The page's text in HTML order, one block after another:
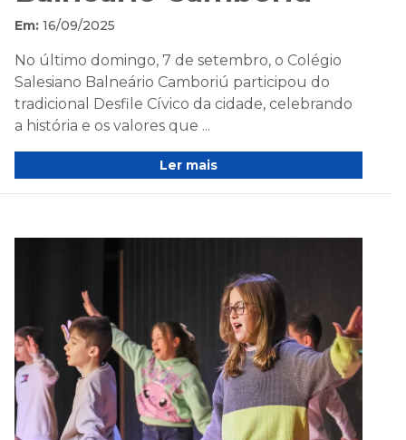
Em: 16/09/2025
No último domingo, 7 de setembro, o Colégio
Salesiano Balneário Camboriú participou do
tradicional Desfile Cívico da cidade, celebrando
a história e os valores que ...
Ler mais